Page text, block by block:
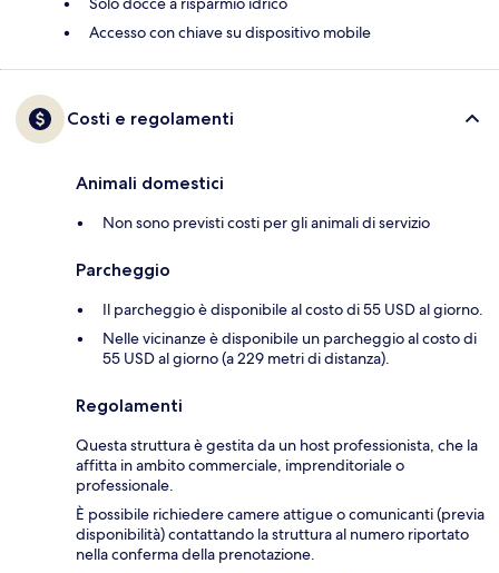
Accesso con chiave su dispositivo mobile
Costi e regolamenti
Animali domestici
Non sono previsti costi per gli animali di servizio
Parcheggio
Il parcheggio è disponibile al costo di 55 USD al giorno.
Nelle vicinanze è disponibile un parcheggio al costo di
55 USD al giorno (a 229 metri di distanza).
Regolamenti
Questa struttura è gestita da un host professionista, che la
affitta in ambito commerciale, imprenditoriale o
professionale.
È possibile richiedere camere attigue o comunicanti (previa
disponibilità) contattando la struttura al numero riportato
nella conferma della prenotazione.